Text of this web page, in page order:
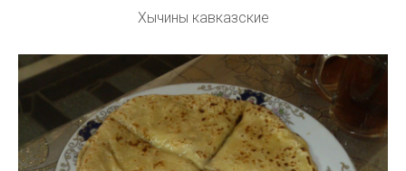
Хычины кавказские